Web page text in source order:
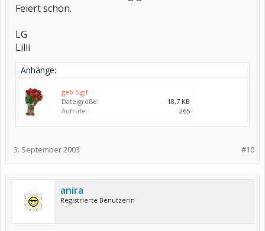
Feiert schön.
LG
Lilli
Anhänge:
geb.5.gif
Dateigröße:
18,7 KB
Aufrufe:
265
#10
3. September 2003
anira
Registrierte Benutzerin